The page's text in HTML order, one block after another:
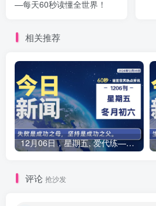
—每天60秒读懂全世界！
相关推荐
12月06日，星期五, 爱代练—每天60秒读懂全世界！
评论 抢沙发